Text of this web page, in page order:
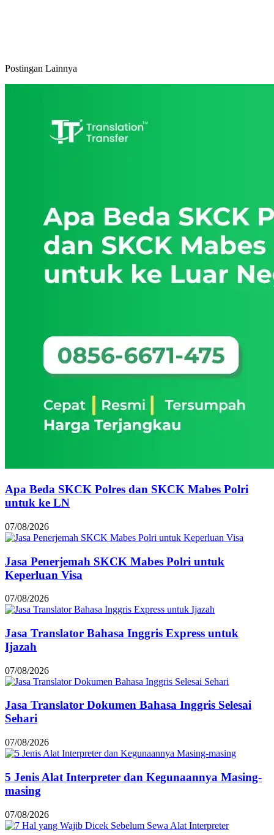
Postingan Lainnya
Apa Beda SKCK Polres dan SKCK Mabes Polri
untuk ke LN
07/08/2026
Jasa Penerjemah SKCK Mabes Polri untuk
Keperluan Visa
07/08/2026
Jasa Translator Bahasa Inggris Express untuk
Ijazah
07/08/2026
Jasa Translator Dokumen Bahasa Inggris Selesai
Sehari
07/08/2026
5 Jenis Alat Interpreter dan Kegunaannya Masing-
masing
07/08/2026